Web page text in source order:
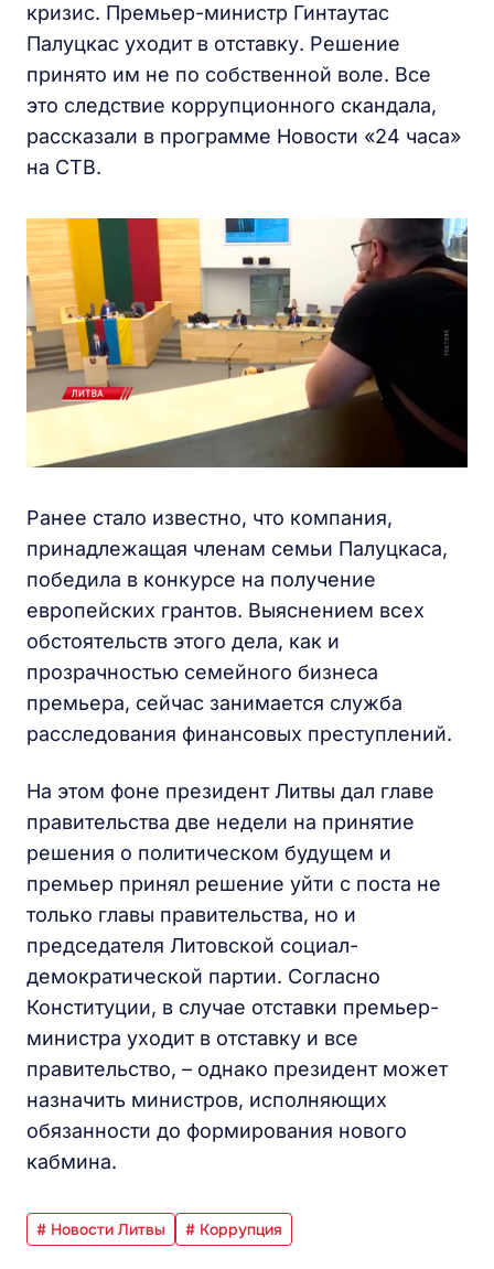
кризис. Премьер-министр Гинтаутас
Палуцкас уходит в отставку. Решение
принято им не по собственной воле. Все
это следствие коррупционного скандала,
рассказали в программе Новости «24 часа»
на СТВ.
Ранее стало известно, что компания,
принадлежащая членам семьи Палуцкаса,
победила в конкурсе на получение
европейских грантов. Выяснением всех
обстоятельств этого дела, как и
прозрачностью семейного бизнеса
премьера, сейчас занимается служба
расследования финансовых преступлений.
На этом фоне президент Литвы дал главе
правительства две недели на принятие
решения о политическом будущем и
премьер принял решение уйти с поста не
только главы правительства, но и
председателя Литовской социал-
демократической партии. Согласно
Конституции, в случае отставки премьер-
министра уходит в отставку и все
правительство, – однако президент может
назначить министров, исполняющих
обязанности до формирования нового
кабмина.
# Новости Литвы # Коррупция